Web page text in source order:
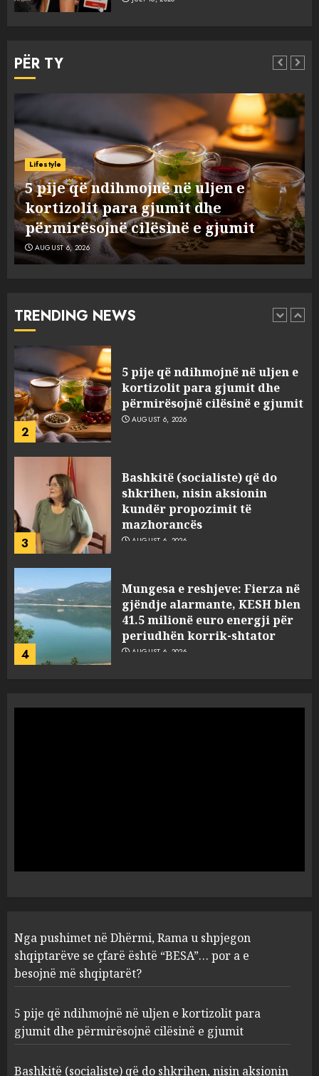
PËR TY
Lifestyle
5 pije që ndihmojnë në uljen e
kortizolit para gjumit dhe
përmirësojnë cilësinë e gjumit
AUGUST 6, 2026
TRENDING NEWS
5
ndryshojnë valët e të nxehtit
dhe zjarret jetën në Europë
1
Nga pushimet në Dhërmi,
Rama u shpjegon shqiptarëve
se çfarë është “BESA”… por a e
besojnë më shqiptarët?
AUGUST 6, 2026
2
5 pije që ndihmojnë në uljen e
AUGUST 6, 2026
3
Bashkitë (socialiste) që do
shkrihen, nisin aksionin
kundër propozimit të
mazhorancës
4
Mungesa e reshjeve: Fierza në
gjëndje alarmante, KESH blen
41.5 milionë euro energji për
periudhën korrik-shtator
AUGUST 6, 2026
5
Vera të rrezikshme: Si po e
ndryshojnë valët e të nxehtit
dhe zjarret jetën në Europë
AUGUST 6, 2026
2
3
shkrihen, nisin aksionin
kundër propozimit të
mazhorancës
AUGUST 6, 2026
Mungesa e reshjeve: Fierza në
gjëndje alarmante, KESH blen
41.5 milionë euro energji për
Nga pushimet në Dhërmi, Rama u shpjegon
shqiptarëve se çfarë është “BESA”… por a e
besojnë më shqiptarët?
5 pije që ndihmojnë në uljen e kortizolit para
gjumit dhe përmirësojnë cilësinë e gjumit
Bashkitë (socialiste) që do shkrihen, nisin aksionin